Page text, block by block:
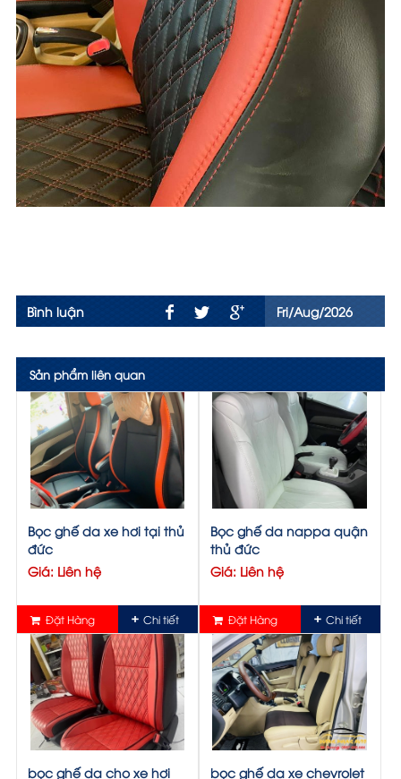
Bình luận Fri/Aug/2026
Sản phẩm liên quan
Bọc ghế da xe hơi tại thủ
đức
Giá: Liên hệ
Đặt Hàng Chi tiết
Bọc ghế da nappa quận
thủ đức
Giá: Liên hệ
Đặt Hàng Chi tiết
bọc ghế da cho xe hơi
bọc ghế da xe chevrolet